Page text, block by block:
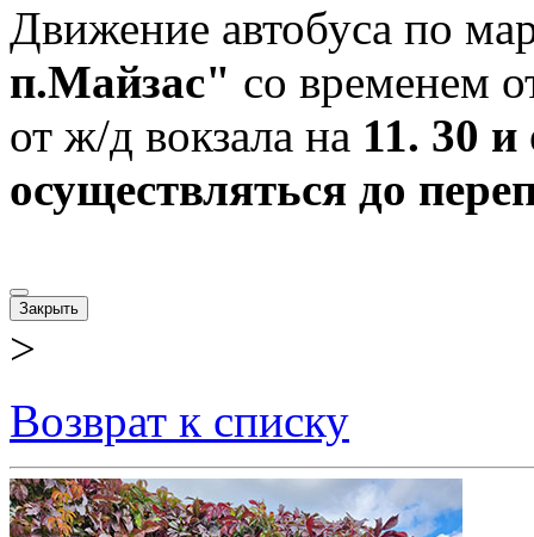
Движение автобуса по
п.Майзас" со временем
от ж/д вокзала на 11. 30
осуществляться до
Закрыть
>
Возврат к списку